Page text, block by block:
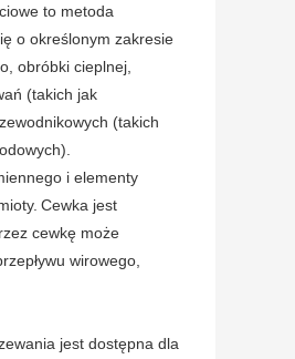
to metoda
o określonym zakresie
obróbki cieplnej,
(takich jak
(takich
i elementy
Cewka jest
cewkę może
wirowego,
jest dostępna dla